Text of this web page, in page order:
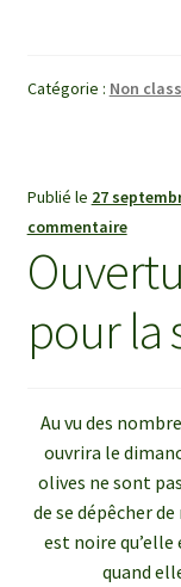
Catégorie : Non
Publié le 27
commentaire
pour la
Au vu des
ouvrira le
olives ne sont
de se dépêcher
est noire
quand